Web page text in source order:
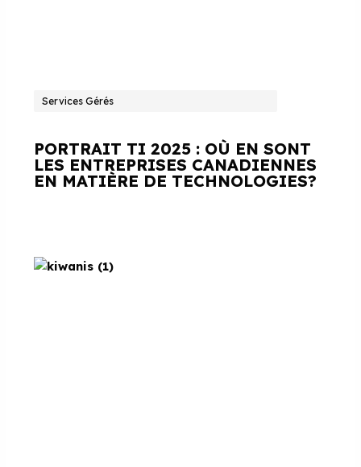
Services Gérés
PORTRAIT TI 2025 : OÙ EN SONT
LES ENTREPRISES CANADIENNES
EN MATIÈRE DE TECHNOLOGIES?